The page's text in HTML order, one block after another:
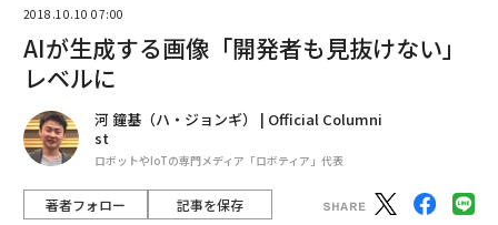
2018.10.10 07:00
AIが生成する画像「開発者も見抜けない」
レベルに
河 鐘基（ハ・ジョンギ） | Official Columni
st
ロボットやIoTの専門メディア「ロボティア」代表
著者フォロー 記事を保存